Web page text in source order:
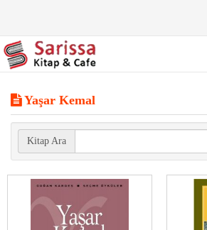
Yaşar Kemal
Kitap Ara